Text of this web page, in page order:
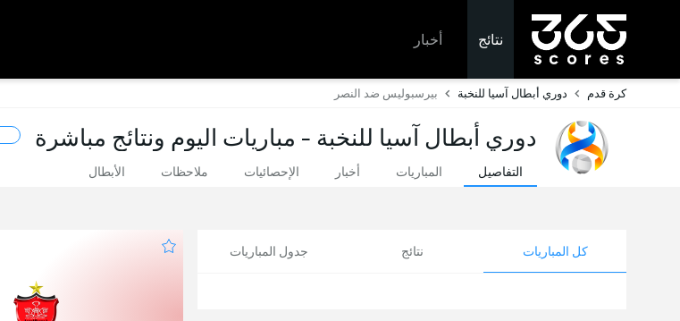
نتائج أخبار
كرة قدم دوري أبطال آسيا للنخبة بیرسبولیس ضد النصر
دوري أبطال آسيا للنخبة - مباريات اليوم ونتائج مباشرة
التفاصيل المباريات أخبار الإحصائيات ملاحظات الأبطال
كل المباريات نتائج جدول المباريات